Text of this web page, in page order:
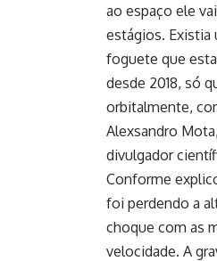
ao espaço ele
estágios. Existia
foguete que
desde 2018, só
orbitalmente,
Alexsandro
divulgador
Conforme
foi perdendo a
choque com as
velocidade. A